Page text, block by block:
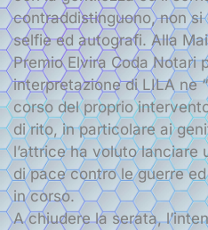
contraddistinguono, non
selfie ed autografi. Alla
Premio Elvira Coda Notari
interpretazione di LILA ne
corso del proprio
di rito, in particolare ai
l’attrice ha voluto lanciare
di pace contro le guerre
in corso.
A chiudere la serata,